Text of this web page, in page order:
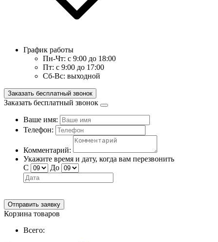
График работы
Пн-Чт: с 9:00 до 18:00
Пт: с 9:00 до 17:00
Сб-Вс: выходной
Заказать бесплатный звонок
Заказать бесплатный звонок
Ваше имя:
Телефон:
Комментарий:
Укажите время и дату, когда вам перезвонить
С
До
Отправить заявку
Корзина товаров
Всего: